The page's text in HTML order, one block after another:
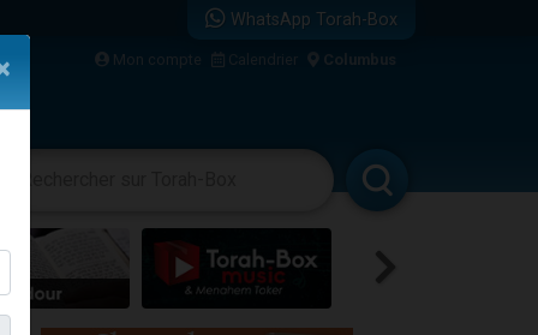
WhatsApp Torah-Box
Mon compte Calendrier Columbus